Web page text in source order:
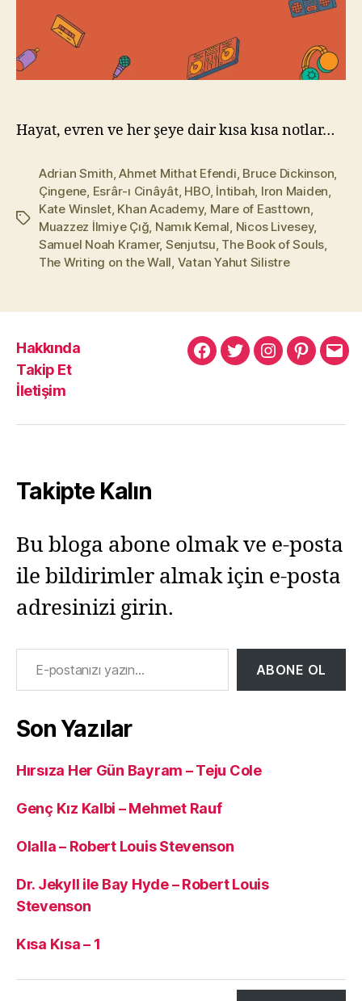
Hayat, evren ve her şeye dair kısa kısa notlar…
Etiketler
Adrian Smith,Ahmet Mithat Efendi, Bruce Dickinson,
Çingene, Esrâr-ı Cinâyât, HBO, İntibah, Iron Maiden,
Kate Winslet, Khan Academy, Mare of Easttown,
Muazzez İlmiye Çığ, Namık Kemal, Nicos Livesey,
Samuel Noah Kramer, Senjutsu, The Book of Souls,
The Writing on the Wall, Vatan Yahut Silistre
Hakkında
Takip Et
İletişim
MuratMuratMuratPinterest
Takipte Kalın
Bu bloga abone olmak ve e-posta
ile bildirimler almak için e-posta
adresinizi girin.
E-postanızı yazın…
ABONE OL
Son Yazılar
Hırsıza Her Gün Bayram – Teju Cole
Genç Kız Kalbi – Mehmet Rauf
Olalla – Robert Louis Stevenson
Dr. Jekyll ile Bay Hyde – Robert Louis
Stevenson
Kısa Kısa – 1